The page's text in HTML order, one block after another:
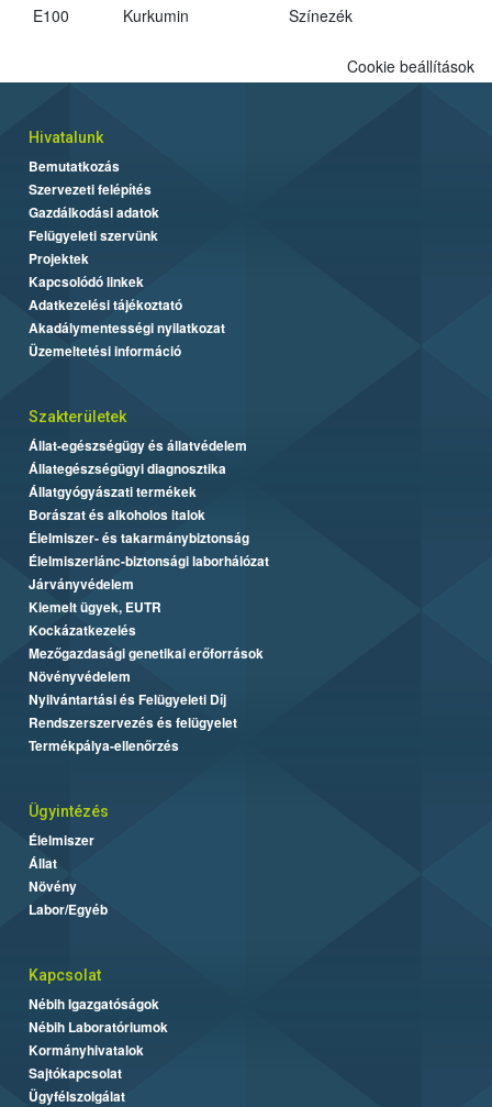
E100
Kurkumin Színezék
Cookie beállítások
Hivatalunk
Bemutatkozás
Szervezeti felépítés
Gazdálkodási adatok
Felügyeleti szervünk
Projektek
Kapcsolódó linkek
Adatkezelési tájékoztató
Akadálymentességi nyilatkozat
Üzemeltetési információ
Szakterületek
Állat-egészségügy és állatvédelem
Állategészségügyi diagnosztika
Állatgyógyászati termékek
Borászat és alkoholos italok
Élelmiszer- és takarmánybiztonság
Élelmiszerlánc-biztonsági laborhálózat
Járványvédelem
Kiemelt ügyek, EUTR
Kockázatkezelés
Mezőgazdasági genetikai erőforrások
Növényvédelem
Nyilvántartási és Felügyeleti Díj
Rendszerszervezés és felügyelet
Termékpálya-ellenőrzés
Ügyintézés
Élelmiszer
Állat
Növény
Labor/Egyéb
Kapcsolat
Nébih Igazgatóságok
Nébih Laboratóriumok
Kormányhivatalok
Sajtókapcsolat
Ügyfélszolgálat